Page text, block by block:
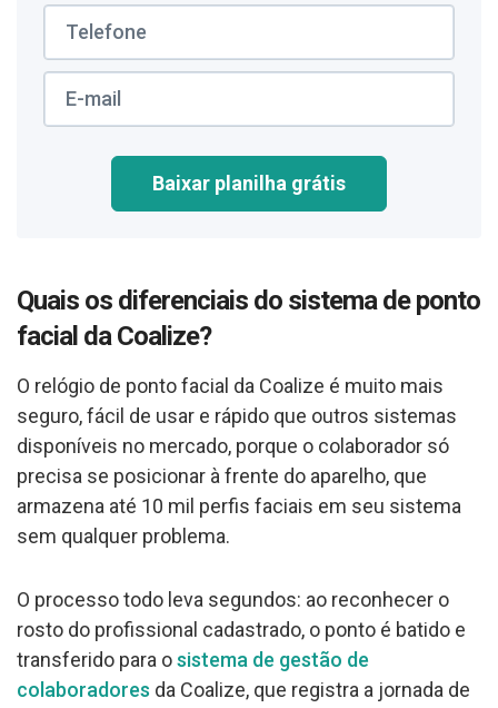
Baixar planilha grátis
Quais os diferenciais do sistema de ponto
facial da Coalize?
O relógio de ponto facial da Coalize é muito mais
seguro, fácil de usar e rápido que outros sistemas
disponíveis no mercado, porque o colaborador só
precisa se posicionar à frente do aparelho, que
armazena até 10 mil perfis faciais em seu sistema
sem qualquer problema.
O processo todo leva segundos: ao reconhecer o
rosto do profissional cadastrado, o ponto é batido e
transferido para osistema de gestão de
colaboradores da Coalize, que registra a jornada de